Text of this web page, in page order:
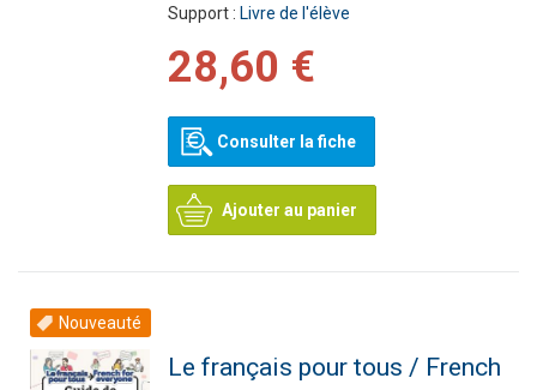
Support : Livre de l'élève
28,60 €
Consulter la fiche
Ajouter au panier
Nouveauté
Le français pour tous / French